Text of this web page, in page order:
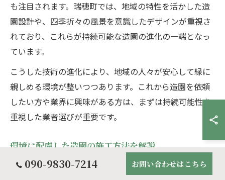
も注目されます。瑞穂町では、地域の特性を活かした造
園設計や、四季折々の風景を意識したデザインが重視さ
れており、これらが持続可能な造園の進化の一端となっ
ています。
こうした技術の進化により、地域の人々が安心して緑に
親しめる環境が整いつつあります。これから造園を依頼
したい方や業界に興味がある方は、まずは持続可能性を
重視した業者選びが重要です。
環境に配慮した造園の施工方法を解説
瑞穂町の造園施工では、環境保全を最優先に考えた手法
090-9830-7214 お問い合わせはこちら